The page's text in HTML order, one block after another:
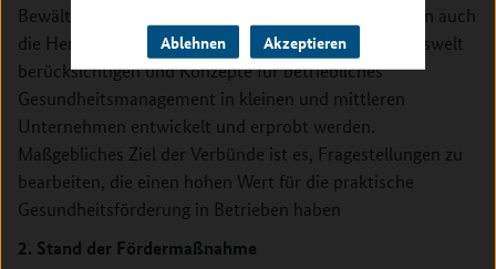
Ablehnen Akzeptieren
Bewältigungsressourcen steigern. Die Konzepte sollen auch
die Herausforderungen der Digitalisierung der Arbeitswelt
berücksichtigen und Konzepte für betriebliches
Gesundheitsmanagement in kleinen und mittleren
Unternehmen entwickelt und erprobt werden.
Maßgebliches Ziel der Verbünde ist es, Fragestellungen zu
bearbeiten, die einen hohen Wert für die praktische
Gesundheitsförderung in Betrieben haben
2. Stand der Fördermaßnahme